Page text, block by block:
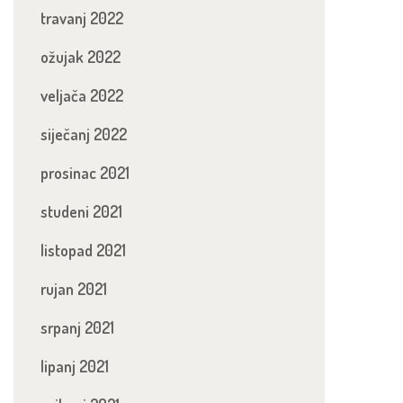
travanj 2022
ožujak 2022
veljača 2022
siječanj 2022
prosinac 2021
studeni 2021
listopad 2021
rujan 2021
srpanj 2021
lipanj 2021